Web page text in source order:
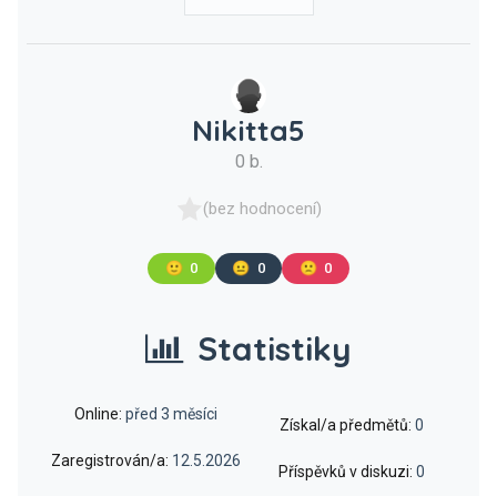
Nikitta5
0 b.
(bez hodnocení)
🙂 0 😐 0 🙁 0
Statistiky
Online: před 3 měsíci
Zaregistrován/a: 12.5.2026
Získal/a předmětů: 0
Příspěvků v diskuzi: 0